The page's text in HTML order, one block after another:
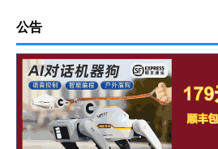
公告